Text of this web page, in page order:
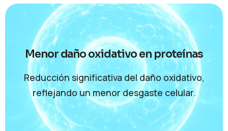
Menor daño oxidativo en proteínas
Reducción significativa del daño oxidativo,
reflejando un menor desgaste celular.